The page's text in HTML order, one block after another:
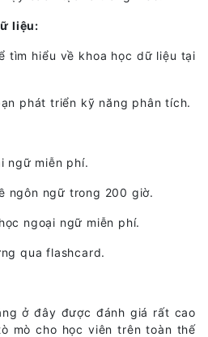
liệu:
tìm hiểu về khoa học dữ liệu tại
phát triển kỹ năng phân tích.
ngữ miễn phí.
ngôn ngữ trong 200 giờ.
ngoại ngữ miễn phí.
qua flashcard.
ở đây được đánh giá rất cao
mò cho học viên trên toàn thế